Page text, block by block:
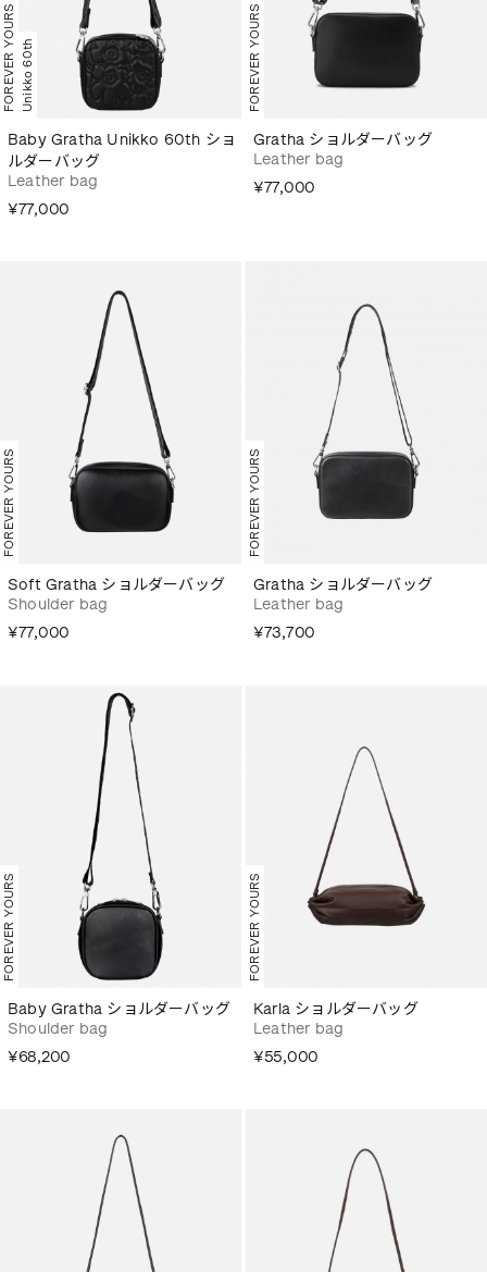
FOREVER YOURSUnikko 60th
Baby Gratha Unikko 60th ショ
ルダーバッグ
Leather bag
¥77,000
FOREVER YOURS
Gratha ショルダーバッグ
Leather bag
¥77,000
FOREVER YOURS
Soft Gratha ショルダーバッグ
Shoulder bag
¥77,000
FOREVER YOURS
Gratha ショルダーバッグ
Leather bag
¥73,700
FOREVER YOURS
Baby Gratha ショルダーバッグ
Shoulder bag
¥68,200
FOREVER YOURS
Karla ショルダーバッグ
Leather bag
¥55,000